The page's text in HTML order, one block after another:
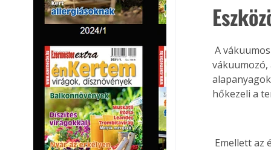
A vákuumos főzés speciális vákuumos főzőfelszerelést igényel. Az egyik maga a
vákuumozó,
hőkezeli a